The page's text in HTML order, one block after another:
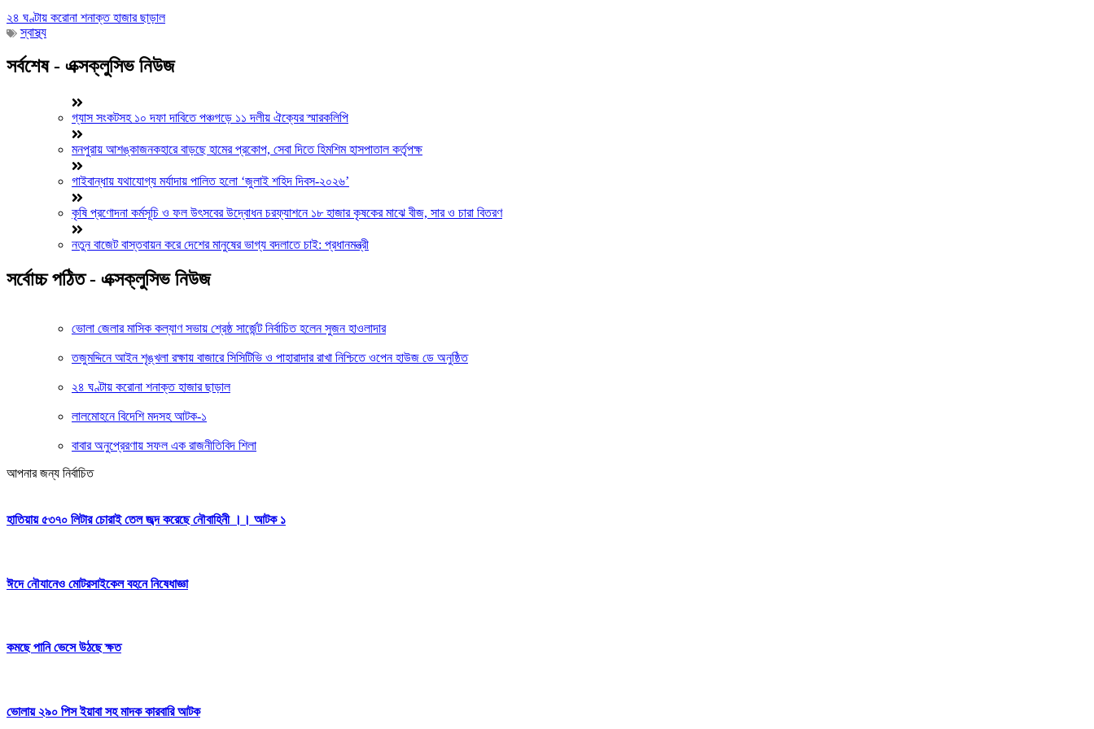
২৪ ঘণ্টায় করোনা শনাক্ত হাজার ছাড়াল
স্বাস্থ্য
সর্বশেষ - এক্সক্লুসিভ নিউজ
গ্যাস সংকটসহ ১০ দফা দাবিতে পঞ্চগড়ে ১১ দলীয় ঐক্যের স্মারকলিপি
মনপুরায় আশঙ্কাজনকহারে বাড়ছে হামের প্রকোপ, সেবা দিতে হিমশিম হাসপাতাল কর্তৃপক্ষ
গাইবান্ধায় যথাযোগ্য মর্যাদায় পালিত হলো ‘জুলাই শহিদ দিবস-২০২৬’
কৃষি প্রণোদনা কর্মসূচি ও ফল উৎসবের উদ্বোধন চরফ্যাশনে ১৮ হাজার কৃষকের মাঝে বীজ, সার ও চারা বিতরণ
নতুন বাজেট বাস্তবায়ন করে দেশের মানুষের ভাগ্য বদলাতে চাই: প্রধানমন্ত্রী
সর্বোচ্চ পঠিত - এক্সক্লুসিভ নিউজ
ভোলা জেলার মাসিক কল্যাণ সভায় শ্রেষ্ঠ সার্জেন্ট নির্বাচিত হলেন সুজন হাওলাদার
তজুমদ্দিনে আইন শৃঙ্খলা রক্ষায় বাজারে সিসিটিভি ও পাহারাদার রাখা নিশ্চিতে ওপেন হাউজ ডে অনুষ্ঠিত
২৪ ঘণ্টায় করোনা শনাক্ত হাজার ছাড়াল
লালমোহনে বিদেশি মদসহ আটক-১
বাবার অনুপ্রেরণায় সফল এক রাজনীতিবিদ শিলা
আপনার জন্য নির্বাচিত
হাতিয়ায় ৫৩৭০ লিটার চোরাই তেল জব্দ করেছে নৌবাহিনী ।। আটক ১
ঈদে নৌযানেও মোটরসাইকেল বহনে নিষেধাজ্ঞা
কমছে পানি ভেসে উঠছে ক্ষত
ভোলায় ২৯০ পিস ইয়াবা সহ মাদক কারবারি আটক